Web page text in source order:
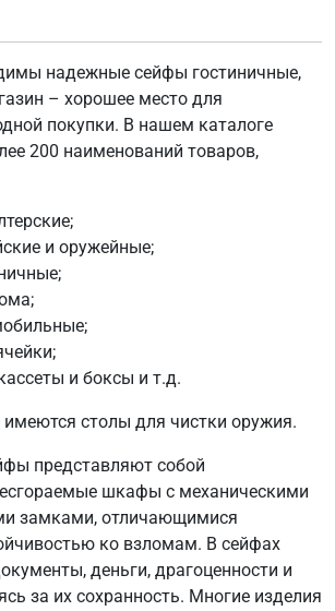
надежные сейфы гостиничные,
– хорошее место для
покупки. В нашем каталоге
200 наименований товаров,
и оружейные;
и боксы и т.д.
столы для чистки оружия.
представляют собой
шкафы с механическими
замками, отличающимися
ко взломам. В сейфах
деньги, драгоценности и
за их сохранность. Многие изделия